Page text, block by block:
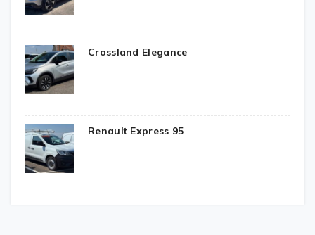
Crossland Elegance
Renault Express 95